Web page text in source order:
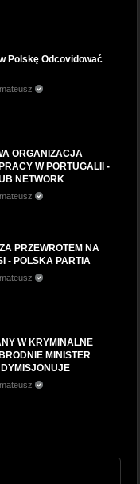
Polskę Odcovidować
ORGANIZACJA
W PORTUGALII -
NETWORK
PRZEWROTEM NA
- POLSKA PARTIA
W KRYMINALNE
MINISTER